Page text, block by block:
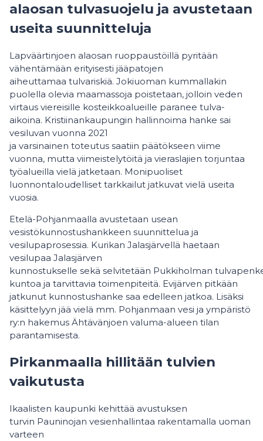
alaosan tulvasuojelu ja avustetaan
useita suunnitteluja
Lapväärtinjoen alaosan ruoppaustöillä pyritään
vähentämään erityisesti jääpatojen
aiheuttamaa tulvariskiä. Jokiuoman kummallakin
puolella olevia maamassoja poistetaan, jolloin veden
virtaus viereisille kosteikkoalueille paranee tulva-
aikoina. Kristiinankaupungin hallinnoima hanke sai
vesiluvan vuonna 2021
ja varsinainen toteutus saatiin päätökseen viime
vuonna, mutta viimeistelytöitä ja vieraslajien torjuntaa
työalueilla vielä jatketaan. Monipuoliset
luonnontaloudelliset tarkkailut jatkuvat vielä useita
vuosia.
Etelä-Pohjanmaalla avustetaan usean
vesistökunnostushankkeen suunnittelua ja
vesilupaprosessia. Kurikan Jalasjärvellä haetaan
vesilupaa Jalasjärven
kunnostukselle sekä selvitetään Pukkiholman
kuntoa ja tarvittavia toimenpiteitä. Evijärven pitkään
jatkunut kunnostushanke saa edelleen jatkoa. Lisäksi
käsittelyyn jää vielä mm. Pohjanmaan vesi ja ympäristö
ry:n hakemus Ähtävänjoen valuma-alueen tilan
parantamisesta.
Pirkanmaalla hillitään tulvien
vaikutusta
Ikaalisten kaupunki kehittää avustuksen
turvin Pauninojan vesienhallintaa rakentamalla uoman
varteen